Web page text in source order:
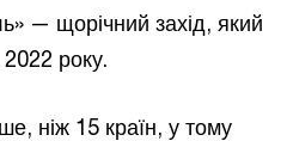
— щорічний захід, який
року.
ніж 15 країн, у тому